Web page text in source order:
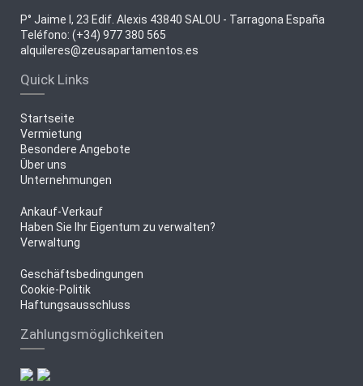
P° Jaime I, 23 Edif. Alexis 43840 SALOU - Tarragona España
Teléfono: (+34) 977 380 565
alquileres@zeusapartamentos.es
Quick Links
Startseite
Vermietung
Besondere Angebote
Über uns
Unternehmungen
Ankauf-Verkauf
Haben Sie Ihr Eigentum zu verwalten?
Verwaltung
Geschäftsbedingungen
Cookie-Politik
Haftungsausschluss
Zahlungsmöglichkeiten